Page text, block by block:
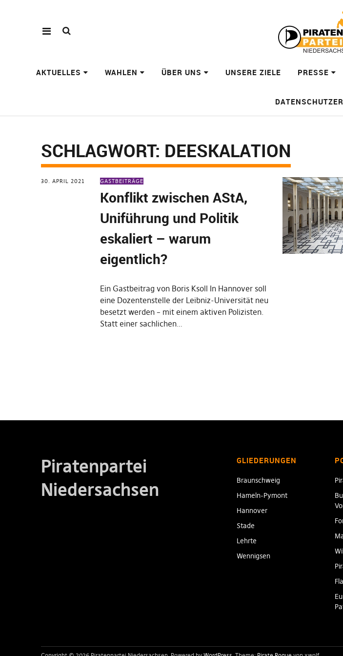
AKTUELLES WAHLEN ÜBER UNS UNSERE ZIELE PRESSE
SCHLAGWORT: DEESKALATION
30. APRIL 2021 GASTBEITRÄGE
Konflikt zwischen AStA,
Uniführung und Politik
eskaliert – warum
eigentlich?
Ein Gastbeitrag von Boris Ksoll In Hannover soll
eine Dozentenstelle der Leibniz-Universität neu
besetzt werden – mit einem aktiven Polizisten.
Statt einer sachlichen…
Piratenpartei
Niedersachsen
GLIEDERUNGEN
Braunschweig
Hameln-Pymont
Hannover
Stade
Lehrte
Wennigsen